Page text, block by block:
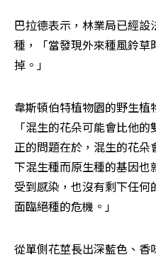
巴拉德表示，林業局已經
種，「當發現外來種風鈴草
掉。」
韋斯頓伯特植物園的野生植
「混生的花朵可能會比他
正的問題在於，混生的花
下混生種而原生種的基因
受到感染，也沒有剩下任
面臨絕種的危機。」
從單側花莖長出深藍色、